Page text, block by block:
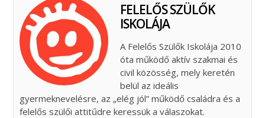
FELELŐS SZÜLŐK
ISKOLÁJA
A Felelős Szülők Iskolája 2010
óta működő aktív szakmai és
civil közösség, mely keretén
belül az ideális
gyermeknevelésre, az „elég jól” működő családra és a
felelős szülői attitűdre keressük a válaszokat.